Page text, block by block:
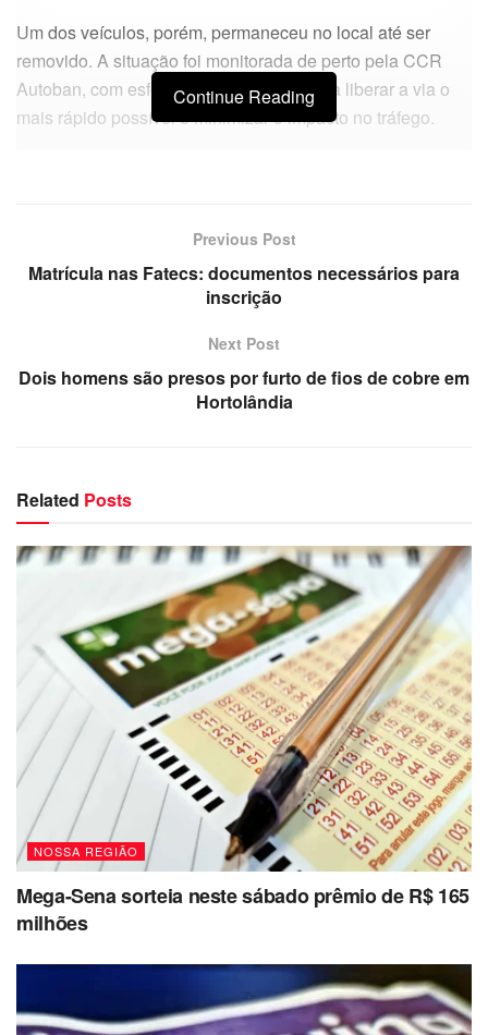
Um dos veículos, porém, permaneceu no local até ser
removido. A situação foi monitorada de perto pela CCR
Autoban, com esforços concentrados para liberar a via o
mais rápido possível e minimizar o impacto no tráfego.
Continue Reading
Previous Post
Matrícula nas Fatecs: documentos necessários para
inscrição
Next Post
Dois homens são presos por furto de fios de cobre em
Hortolândia
Related Posts
NOSSA REGIÃO
Mega-Sena sorteia neste sábado prêmio de R$ 165
milhões